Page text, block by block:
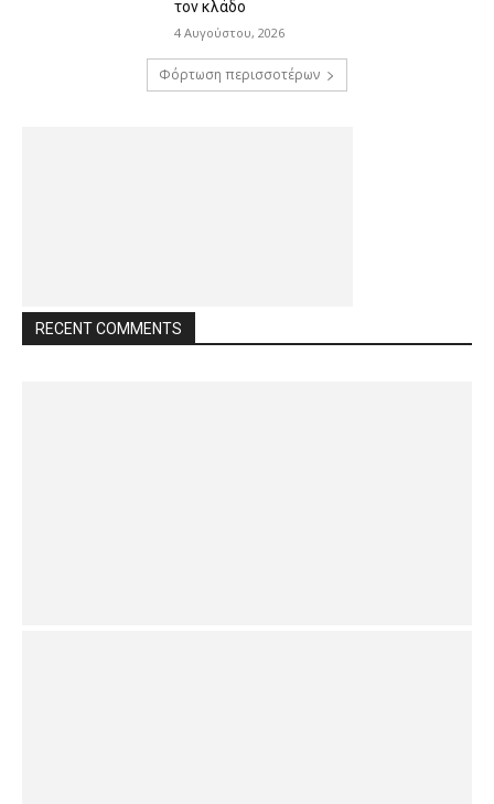
τον κλάδο
4 Αυγούστου, 2026
Φόρτωση περισσοτέρων
RECENT COMMENTS